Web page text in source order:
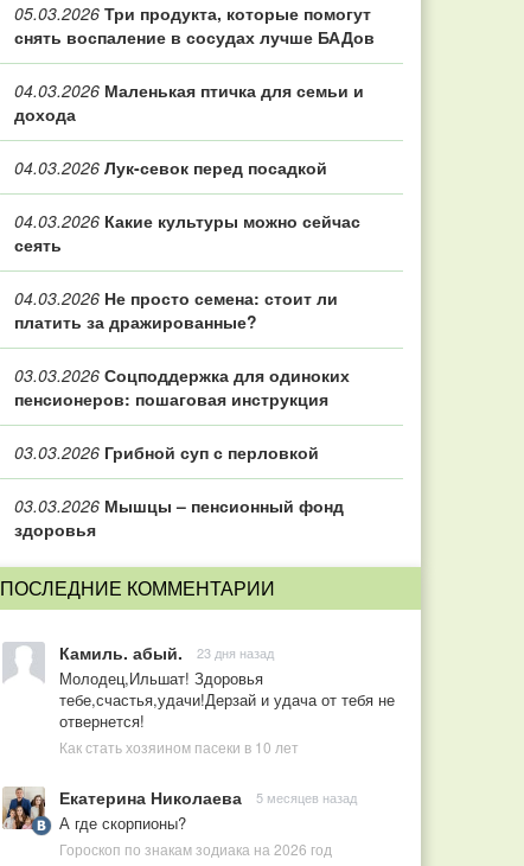
05.03.2026 Три продукта, которые помогут
снять воспаление в сосудах лучше БАДов
04.03.2026 Маленькая птичка для семьи и
дохода
04.03.2026 Лук-севок перед посадкой
04.03.2026 Какие культуры можно сейчас
сеять
04.03.2026 Не просто семена: стоит ли
платить за дражированные?
03.03.2026 Соцподдержка для одиноких
пенсионеров: пошаговая инструкция
03.03.2026 Грибной суп с перловкой
03.03.2026 Мышцы – пенсионный фонд
здоровья
ПОСЛЕДНИЕ КОММЕНТАРИИ
Камиль. абый. 23 дня назад
Молодец,Ильшат! Здоровья
тебе,счастья,удачи!Дерзай и удача от тебя не
отвернется!
Как стать хозяином пасеки в 10 лет
Екатерина Николаева 5 месяцев назад
А где скорпионы?
Гороскоп по знакам зодиака на 2026 год